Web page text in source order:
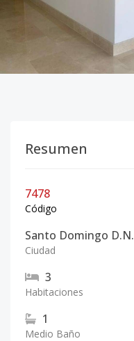
Resumen
7478
Código
Santo Domingo D.N.
Ciudad
3
Habitaciones
1
Medio Baño